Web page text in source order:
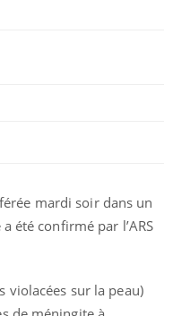
mardi soir dans un
été confirmé par l’ARS
violacées sur la peau)
Grossesse et chaleur : ce
Le smartphone nuit-il à